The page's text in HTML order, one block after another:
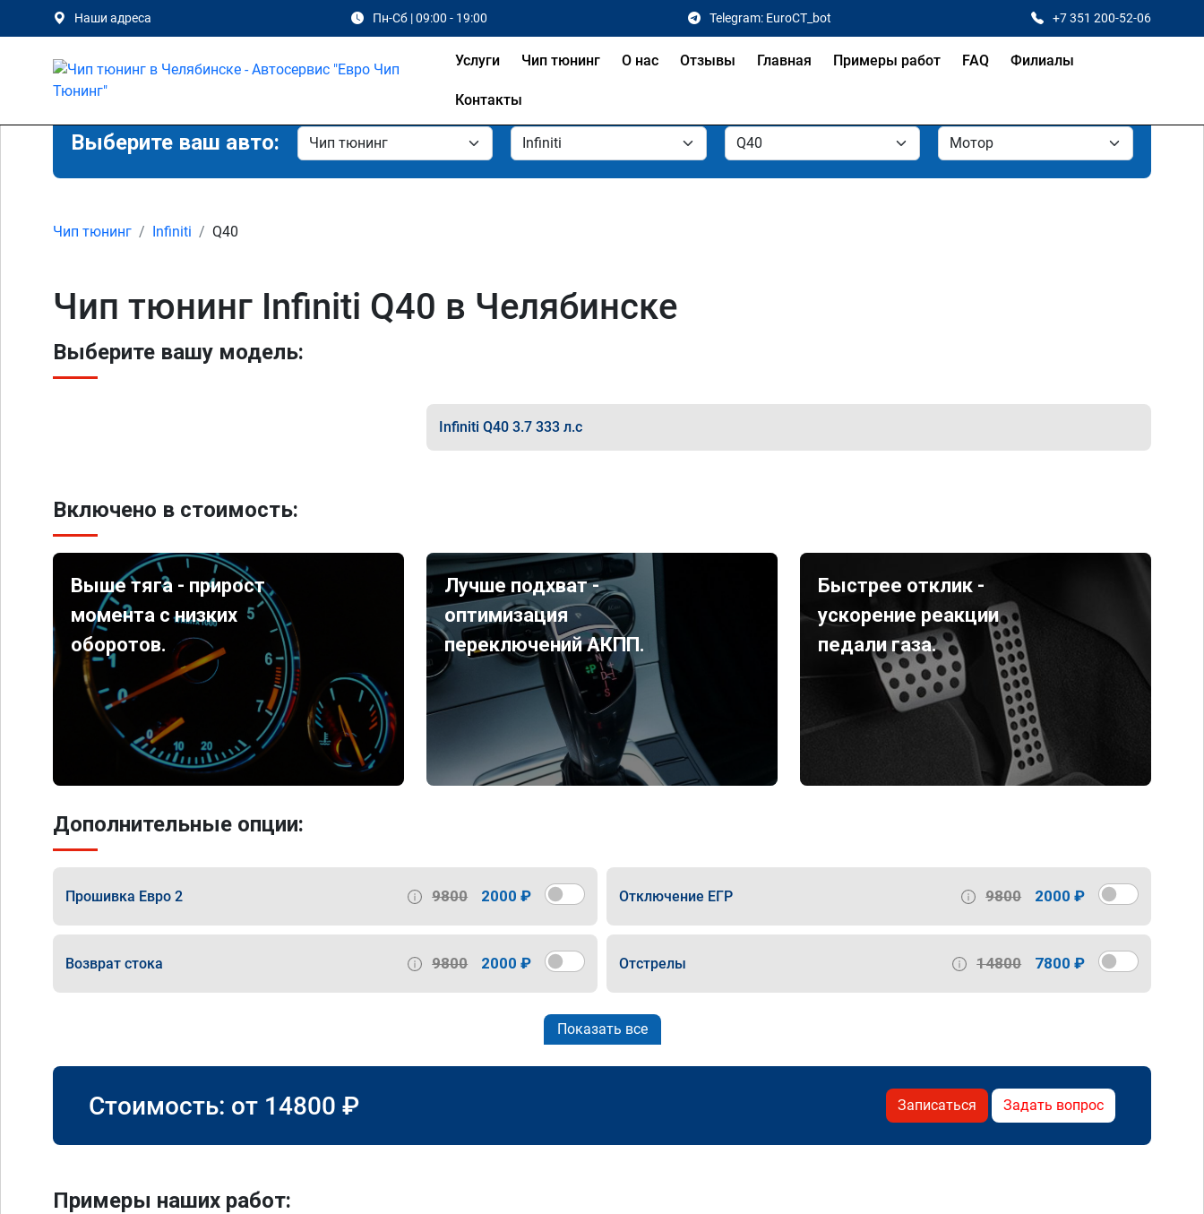
Наши адреса Пн-Сб | 09:00 - 19:00 Telegram: EuroCT_bot +7 351 200-52-06
Услуги Чип тюнинг О нас Отзывы Главная Примеры работ FAQ Филиалы
Контакты
Выберите ваш авто:
Чип тюнинг Infiniti Q40
Чип тюнинг Infiniti Q40 в Челябинске
Выберите вашу модель:
Infiniti Q40 3.7 333 л.с
Включено в стоимость:
Выше тяга - прирост
момента с низких
оборотов.
Лучше подхват -
оптимизация
переключений АКПП.
Быстрее отклик -
ускорение реакции
педали газа.
Дополнительные опции:
Прошивка Евро 2 9800 2000 ₽ Отключение ЕГР 9800 2000 ₽
Возврат стока 9800 2000 ₽ Отстрелы 14800 7800 ₽
Показать все
Стоимость: от 14800 ₽ Записаться Задать вопрос
Примеры наших работ: